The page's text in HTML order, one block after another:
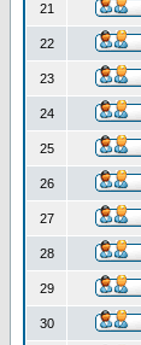
21
22
23
24
25
26
27
28
29
30